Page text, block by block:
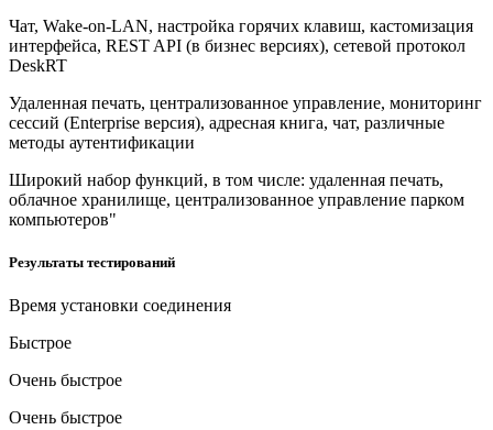
Чат, Wake-on-LAN, настройка горячих клавиш, кастомизация
интерфейса, REST API (в бизнес версиях), сетевой протокол
DeskRT
Удаленная печать, централизованное управление, мониторинг
сессий (Enterprise версия), адресная книга, чат, различные
методы аутентификации
Широкий набор функций, в том числе: удаленная печать,
облачное хранилище, централизованное управление парком
компьютеров"
Результаты тестирований
Время установки соединения
Быстрое
Очень быстрое
Очень быстрое